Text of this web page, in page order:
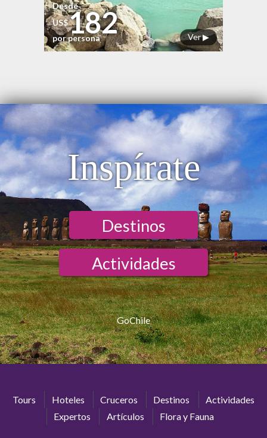
Ver ▶
Desde
US$182
por persona
Inspírate
Destinos
Actividades
GoChile
Tours Hoteles Cruceros Destinos
Actividades
Expertos
Artículos Flora y Fauna